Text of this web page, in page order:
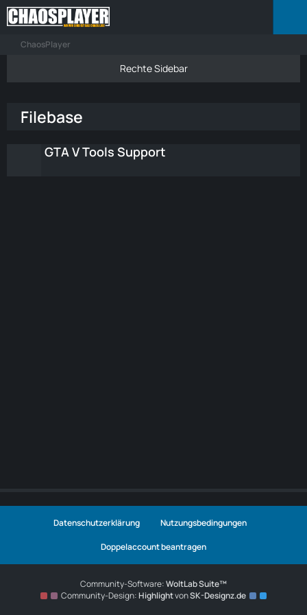
ChaosPlayer
Filebase
GTA V Tools Support
Datenschutzerklärung Nutzungsbedingungen
Doppelaccount beantragen
Community-Software:WoltLab Suite™
Community-Design:HighlightvonSK-Designz.de